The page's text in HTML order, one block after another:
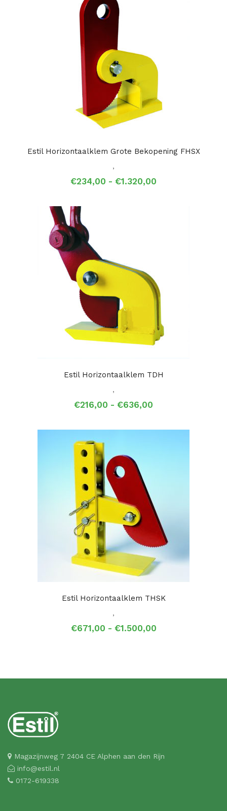
Estil Horizontaalklem Grote Bekopening FHSX
,
€234,00 - €1.320,00
Estil Horizontaalklem TDH
,
€216,00 - €636,00
€636,00
Estil Horizontaalklem THSK
,
€671,00 - €1.500,00Prijsklasse:
Magazijnweg 7 2404 CE Alphen aan den Rijn
info@estil.nl
0172-619338